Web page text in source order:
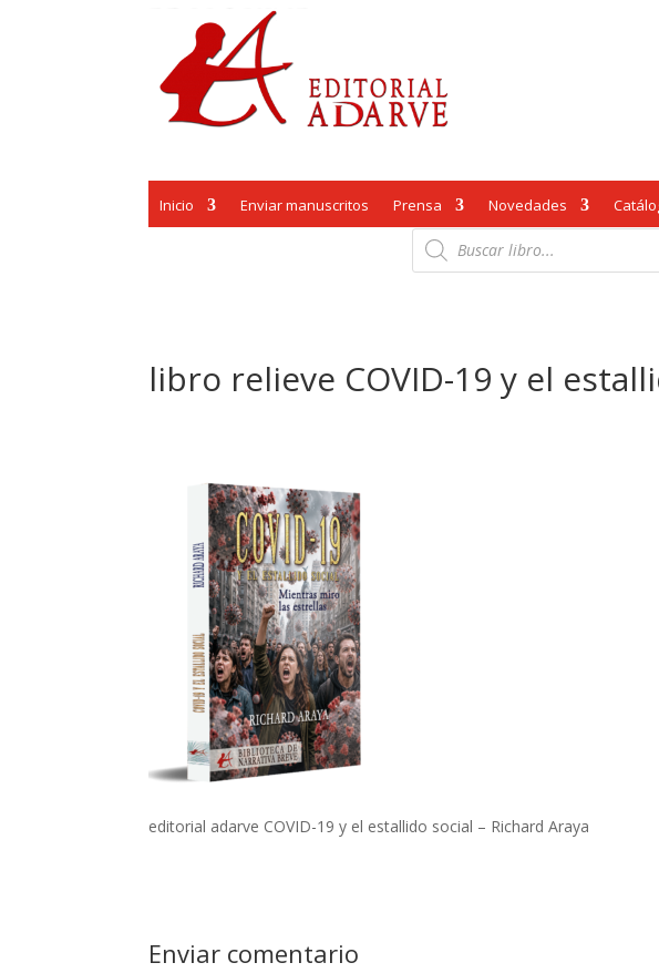
Inicio Enviar manuscritos Prensa Novedades
Búsqueda
de
productos
libro relieve COVID-19 y el
editorial adarve COVID-19 y el estallido social – Richard Araya
Enviar comentario